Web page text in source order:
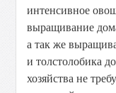
интенсивное
выращивание
а так же
и толстолобика
хозяйства не